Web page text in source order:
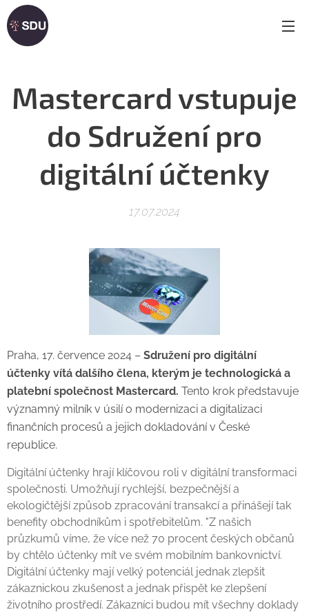
Mastercard vstupuje
do Sdružení pro
digitální účtenky
17.07.2024
Praha, 17. července 2024 – Sdružení pro digitální
účtenky vítá dalšího člena, kterým je technologická a
platební společnost Mastercard. Tento krok představuje
významný milník v úsilí o modernizaci a digitalizaci
finančních procesů a jejich dokladování v České
republice.
Digitální účtenky hrají klíčovou roli v digitální transformaci
společnosti. Umožňují rychlejší, bezpečnější a
ekologičtější způsob zpracování transakcí a přinášejí tak
benefity obchodníkům i spotřebitelům. "Z našich
průzkumů víme, že více než 70 procent českých občanů
by chtělo účtenky mít ve svém mobilním bankovnictví.
Digitální účtenky mají velký potenciál jednak zlepšit
zákaznickou zkušenost a jednak přispět ke zlepšení
životního prostředí. Zákazníci budou mít všechny doklady